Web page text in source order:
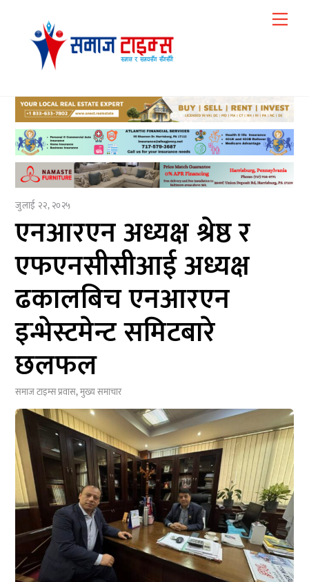
content
जुलाई २२, २०२५
एनआरएन अध्यक्ष श्रेष्ठ र
एफएनसीसीआई अध्यक्ष
ढकालबिच एनआरएन
इन्भेस्टमेन्ट समिटबारे
छलफल
समाज टाइम्सप्रवास,मुख्य समाचार